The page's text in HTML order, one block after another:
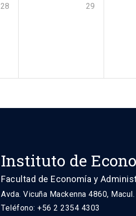
28 29
Instituto de
Facultad de Economía y
Avda. Vicuña Mackenna 4860,
Teléfono: +56 2 2354 4303